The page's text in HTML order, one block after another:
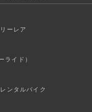
ーレア
ライド）
ンタルバイク